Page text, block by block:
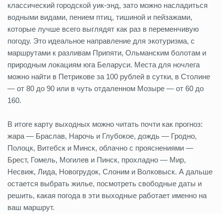
классический городской уик-энд, зато можно насладиться
водными видами, пением птиц, тишиной и пейзажами,
которые лучше всего выглядят как раз в переменчивую
погоду. Это идеальное направление для экотуризма, с
маршрутами к разливам Припяти, Ольманским болотам и
природным локациям юга Беларуси. Места для ночлега
можно найти в Петрикове за 100 рублей в сутки, в Столине
— от 80 до 90 или в чуть отдаленном Мозыре — от 60 до
160.
В итоге карту выходных можно читать почти как прогноз:
жара — Браслав, Нарочь и Глубокое, дождь — Гродно,
Полоцк, Витебск и Минск, облачно с прояснениями —
Брест, Гомель, Могилев и Пинск, прохладно — Мир,
Несвиж, Лида, Новогрудок, Слоним и Волковыск. А дальше
остается выбрать жилье, посмотреть свободные даты и
решить, какая погода в эти выходные работает именно на
ваш маршрут.